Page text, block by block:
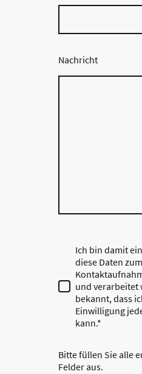
Nachricht
Ich bin damit
diese Daten
und verarbeitet
bekannt, dass
Einwilligung
kann.*
Bitte füllen Sie alle
Felder aus.